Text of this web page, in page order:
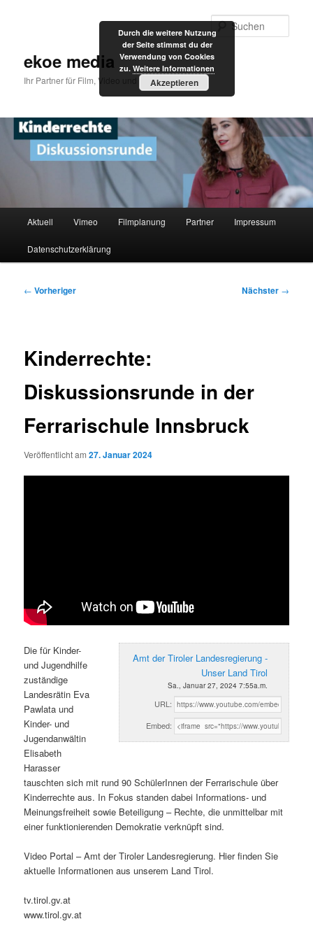
ekoe media
Ihr Partner für Film, Video und Internet
Aktuell Vimeo Filmplanung Partner Impressum
Datenschutzerklärung
Beitragsnavigation
← Vorheriger Nächster →
Kinderrechte:
Diskussionsrunde in der
Ferrarischule Innsbruck
Veröffentlicht am27. Januar 2024
Amt der Tiroler Landesregierung -
Unser Land Tirol
Sa., Januar 27, 2024 7:55a.m.
URL:
Embed:
Die für Kinder-
und Jugendhilfe
zuständige
Landesrätin Eva
Pawlata und
Kinder- und
Jugendanwältin
Elisabeth
Harasser
tauschten sich mit rund 90 SchülerInnen der Ferrarischule über
Kinderrechte aus. In Fokus standen dabei Informations- und
Meinungsfreiheit sowie Beteiligung – Rechte, die unmittelbar mit
einer funktionierenden Demokratie verknüpft sind.
Video Portal – Amt der Tiroler Landesregierung. Hier finden Sie
aktuelle Informationen aus unserem Land Tirol.
tv.tirol.gv.at
www.tirol.gv.at
Durch die weitere Nutzung
der Seite stimmst du der
Verwendung von Cookies
zu. Weitere Informationen
Akzeptieren